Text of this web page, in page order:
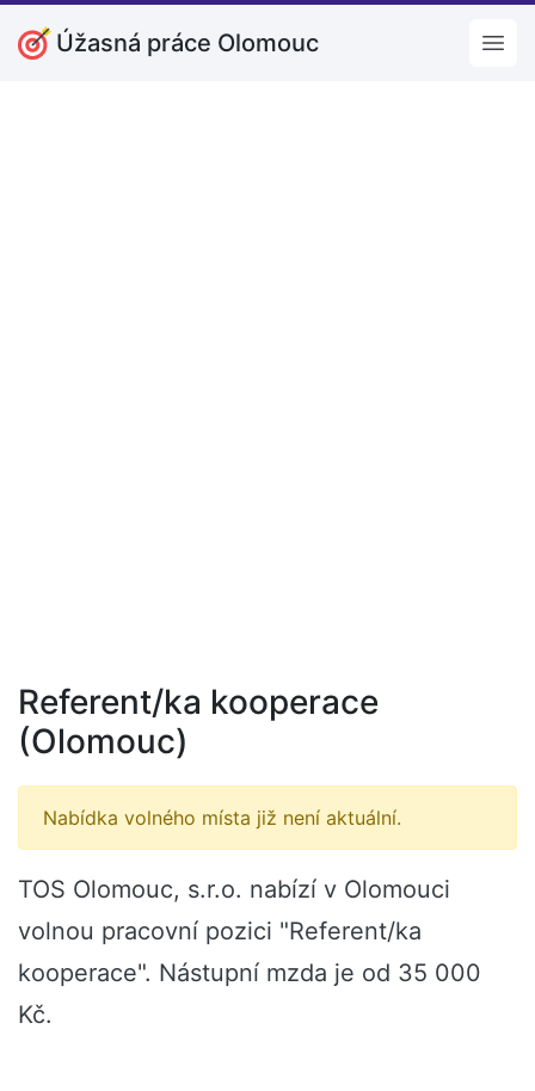
Úžasná práce Olomouc
Referent/ka kooperace
(Olomouc)
Nabídka volného místa již není aktuální.
TOS Olomouc, s.r.o. nabízí v Olomouci
volnou pracovní pozici "Referent/ka
kooperace". Nástupní mzda je od 35 000
Kč.